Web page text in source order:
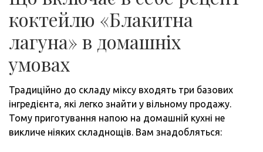
коктейлю «Блакитна
лагуна» в домашніх
умовах
Традиційно до складу міксу входять три базових
інгредієнта, які легко знайти у вільному продажу.
Тому приготування напою на домашній кухні не
викличе ніяких складнощів. Вам знадобляться: